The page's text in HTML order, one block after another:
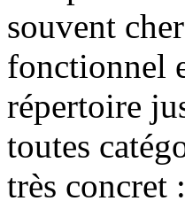
souvent
fonctionnel
répertoire
toutes
très concret